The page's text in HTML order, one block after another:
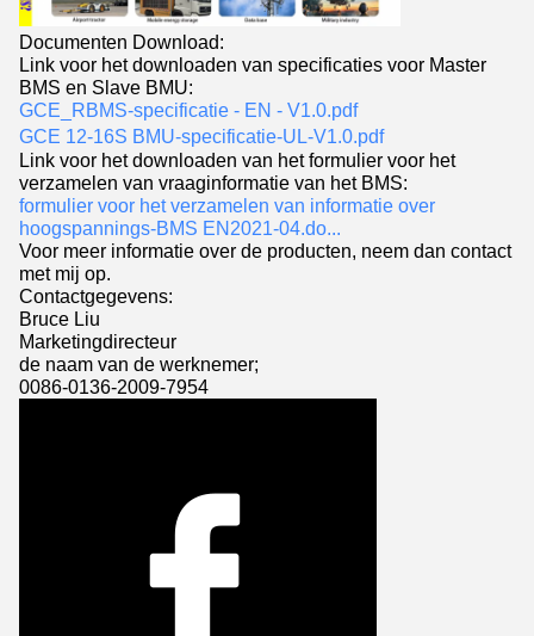
Documenten Download:
Link voor het downloaden van specificaties voor Master
BMS en Slave BMU:
GCE_RBMS-specificatie - EN - V1.0.pdf
GCE 12-16S BMU-specificatie-UL-V1.0.pdf
Link voor het downloaden van het formulier voor het
verzamelen van vraaginformatie van het BMS:
formulier voor het verzamelen van informatie over
hoogspannings-BMS EN2021-04.do...
Voor meer informatie over de producten, neem dan contact
met mij op.
Contactgegevens:
Bruce Liu
Marketingdirecteur
de naam van de werknemer;
0086-0136-2009-7954